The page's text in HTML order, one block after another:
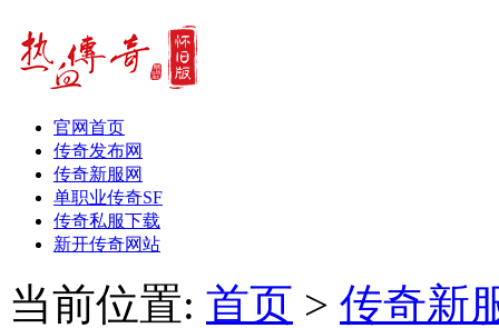
官网首页
传奇发布网
传奇新服网
单职业传奇SF
传奇私服下载
新开传奇网站
当前位置: 首页 > 传奇新